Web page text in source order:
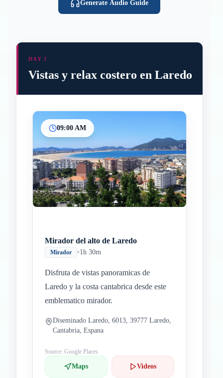
Generate Audio Guide
DAY 1
Vistas y relax costero en Laredo
09:00 AM
Mirador del alto de Laredo
Mirador •1h 30m
Disfruta de vistas panoramicas de
Laredo y la costa cantabrica desde este
emblematico mirador.
Diseminado Laredo, 6013, 39777 Laredo,
Cantabria, Espana
Source: Google Places
Maps Videos